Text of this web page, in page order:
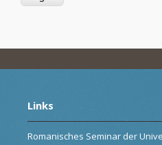
Links
Romanisches Seminar der